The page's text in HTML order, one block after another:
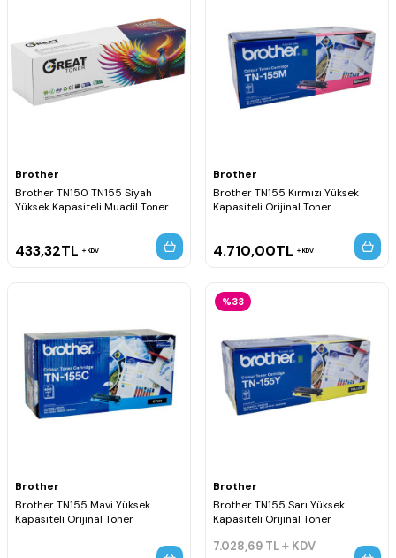
Brother
Brother TN150 TN155 Siyah
Yüksek Kapasiteli Muadil Toner
433,32TL KDV
Brother
Brother TN155 Kırmızı Yüksek
Kapasiteli Orijinal Toner
4.710,00TL KDV
Brother
Brother TN155 Mavi Yüksek
Kapasiteli Orijinal Toner
%33
Brother
Brother TN155 Sarı Yüksek
Kapasiteli Orijinal Toner
7.028,69TL KDV